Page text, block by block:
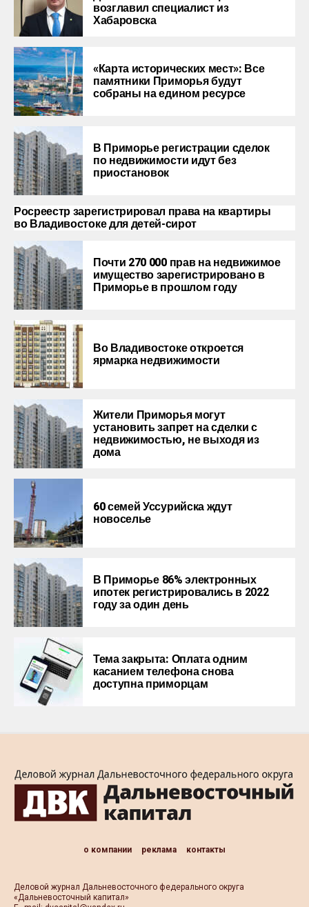
возглавил специалист из
Хабаровска
«Карта исторических мест»: Все
памятники Приморья будут
собраны на едином ресурсе
В Приморье регистрации сделок
по недвижимости идут без
приостановок
Росреестр зарегистрировал права на квартиры
во Владивостокедля детей-сирот
Почти 270 000 прав на недвижимое
имущество зарегистрировано в
Приморье в прошлом году
Во Владивостоке откроется
ярмарка недвижимости
Жители Приморья могут
установить запрет на сделки с
недвижимостью, не выходя из
дома
60 семей Уссурийска ждут
новоселье
В Приморье 86% электронных
ипотек регистрировались в 2022
году за один день
Тема закрыта: Оплата одним
касанием телефона снова
доступна приморцам
о компании реклама контакты
Деловой журнал Дальневосточного федерального округа
«Дальневосточный капитал»